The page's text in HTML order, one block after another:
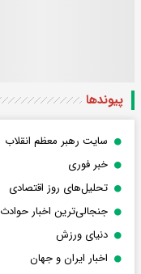
پیوندها
سایت رهبر معظم انقلاب
خبر فوری
تحلیل‌های روز اقتصادی
جنجالی‌ترین اخبار حوادث
دنیای ورزش
اخبار ایران و جهان